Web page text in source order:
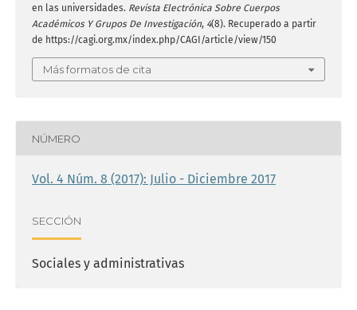
en las universidades. Revista Electrónica Sobre Cuerpos
Académicos Y Grupos De Investigación, 4(8). Recuperado a partir
de https://cagi.org.mx/index.php/CAGI/article/view/150
Más formatos de cita
NÚMERO
Vol. 4 Núm. 8 (2017): Julio - Diciembre 2017
SECCIÓN
Sociales y administrativas